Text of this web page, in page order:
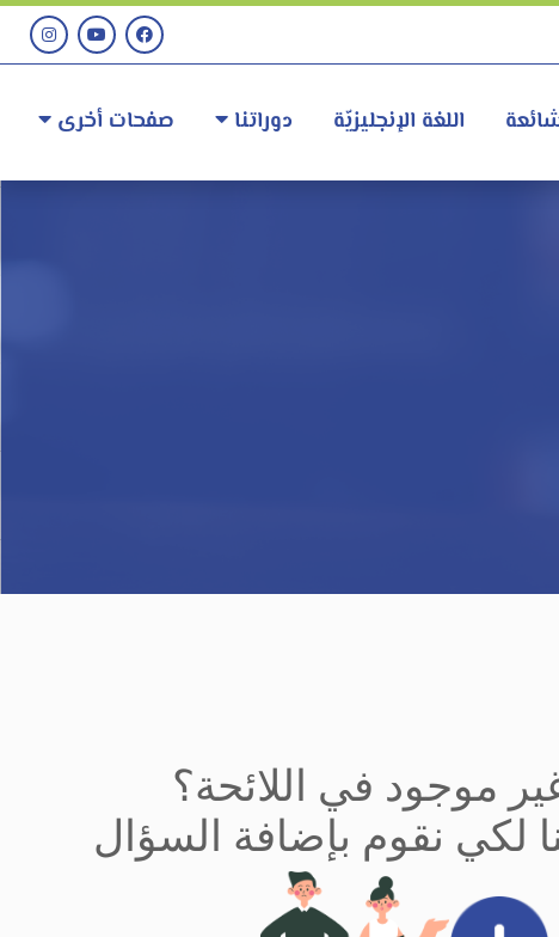
اللغة الإنجليزيّة دوراتنا صفحات أخرى
موجود في اللائحة؟
لكي نقوم بإضافة السؤال